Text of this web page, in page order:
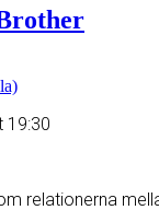
19:30
relationerna